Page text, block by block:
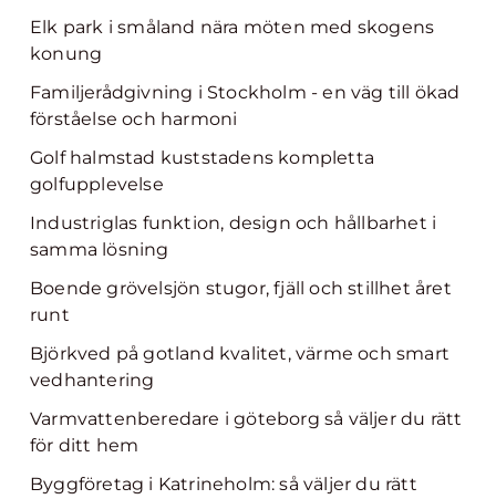
Elk park i småland nära möten med skogens
konung
Familjerådgivning i Stockholm - en väg till ökad
förståelse och harmoni
Golf halmstad kuststadens kompletta
golfupplevelse
Industriglas funktion, design och hållbarhet i
samma lösning
Boende grövelsjön stugor, fjäll och stillhet året
runt
Björkved på gotland kvalitet, värme och smart
vedhantering
Varmvattenberedare i göteborg så väljer du rätt
för ditt hem
Byggföretag i Katrineholm: så väljer du rätt